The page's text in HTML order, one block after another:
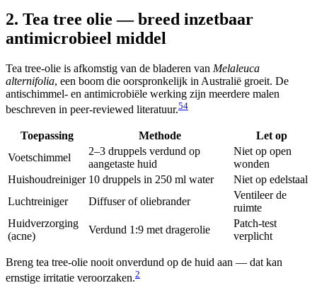
2. Tea tree olie — breed inzetbaar
antimicrobieel middel
Tea tree-olie is afkomstig van de bladeren van Melaleuca
alternifolia, een boom die oorspronkelijk in Australië groeit. De
antischimmel- en antimicrobiële werking zijn meerdere malen
beschreven in peer-reviewed literatuur.54
Toepassing Methode
Let op
Voetschimmel
2–3 druppels verdund op
aangetaste huid
Niet op open
wonden
Huishoudreiniger 10 druppels in 250 ml water
Niet op edelstaal
Luchtreiniger
Diffuser of oliebrander
Ventileer de
ruimte
Huidverzorging
(acne)
Verdund 1:9 met dragerolie
Patch-test
verplicht
Breng tea tree-olie nooit onverdund op de huid aan — dat kan
ernstige irritatie veroorzaken.2